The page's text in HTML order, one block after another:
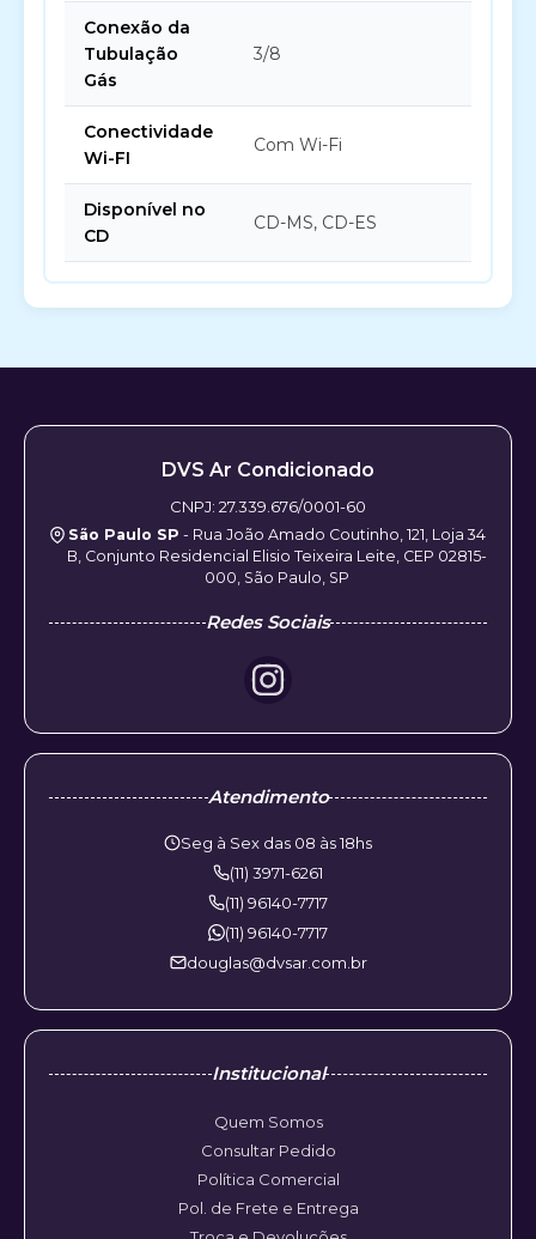
Conexão da
Tubulação
Gás
3/8
Conectividade
Wi-FI
Com Wi-Fi
Disponível no
CD
CD-MS, CD-ES
DVS Ar Condicionado
CNPJ: 27.339.676/0001-60
São Paulo SP - Rua João Amado Coutinho, 121, Loja 34
B, Conjunto Residencial Elisio Teixeira Leite, CEP 02815-
000, São Paulo, SP
Redes Sociais
Atendimento
Seg à Sex das 08 às 18hs
(11) 3971-6261
(11) 96140-7717
(11) 96140-7717
douglas@dvsar.com.br
Institucional
Quem Somos
Consultar Pedido
Política Comercial
Pol. de Frete e Entrega